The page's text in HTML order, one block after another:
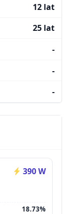
12 lat
25 lat
-
-
-
390 W
18.73%